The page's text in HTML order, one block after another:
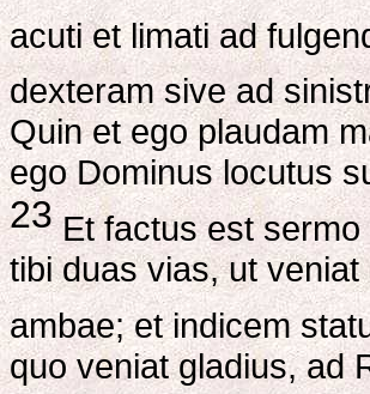
acuti et limati ad
dexteram sive ad
Quin et ego plaudam
ego Dominus locutus
23Et factus est
tibi duas vias, ut
ambae; et indicem
quo veniat gladius, ad